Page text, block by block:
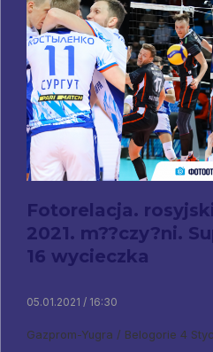
Fotorelacja.
2021. m??czy?ni.
16 wycieczka
05.01.2021 / 16:30
Gazprom-Yugra / Belogorie 4